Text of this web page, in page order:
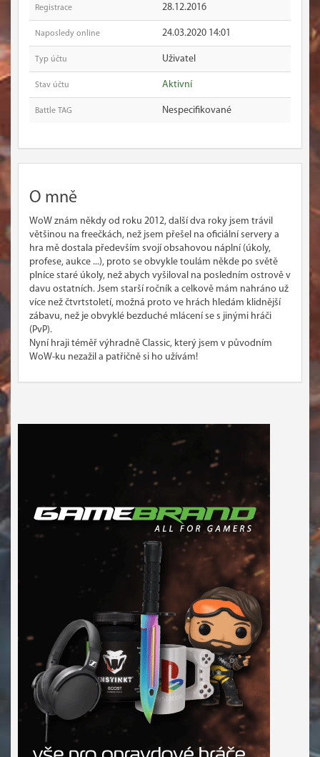
Registrace 28.12.2016
Naposledy online 24.03.2020 14:01
Typ účtu Uživatel
Stav účtu Aktivní
Battle TAG Nespecifikované
O mně
WoW znám někdy od roku 2012, další dva roky jsem trávil
většinou na freečkách, než jsem přešel na oficiální servery a
hra mě dostala především svojí obsahovou náplní (úkoly,
profese, aukce ...), proto se obvykle toulám někde po světě
plníce staré úkoly, než abych vyšiloval na posledním ostrově v
davu ostatních. Jsem starší ročník a celkově mám nahráno už
více než čtvrtstoletí, možná proto ve hrách hledám klidnější
zábavu, než je obvyklé bezduché mlácení se s jinými hráči
(PvP).
Nyní hraji téměř výhradně Classic, který jsem v původním
WoW-ku nezažil a patřičně si ho užívám!